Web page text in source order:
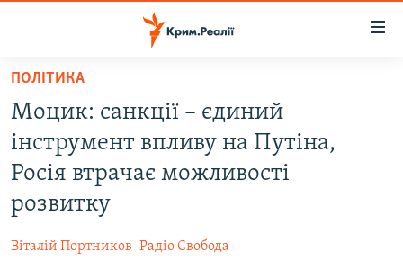
Перейти
основного
матеріалу
Перейти
до
основної
Перейти
ВОДА.КРИМ
ВІДЕО ТА ФОТО
ПОЛІТИКА
Моцик: санкції – єдиний
інструмент впливу на Путіна,
Росія втрачає можливості
розвитку
Віталій Портников Радіо Свобода